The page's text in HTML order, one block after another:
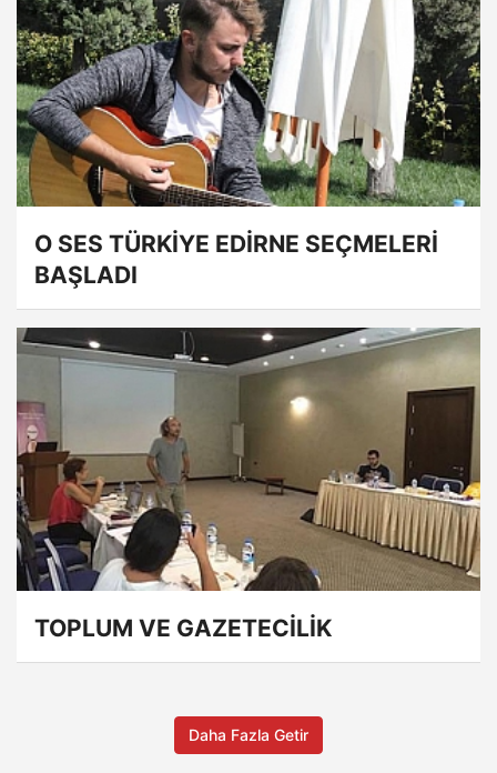
O SES TÜRKİYE EDİRNE SEÇMELERİ
BAŞLADI
TOPLUM VE GAZETECİLİK
Daha Fazla Getir